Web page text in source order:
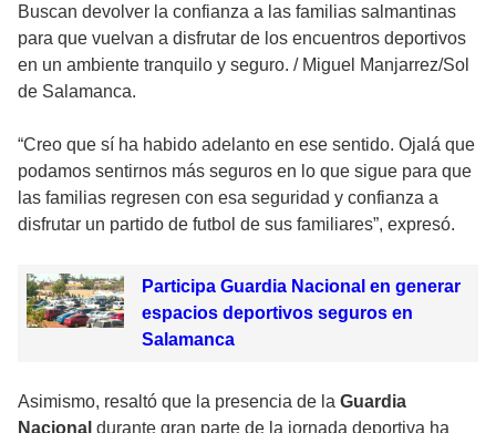
Buscan devolver la confianza a las familias salmantinas
para que vuelvan a disfrutar de los encuentros deportivos
en un ambiente tranquilo y seguro. / Miguel Manjarrez/Sol
de Salamanca.
“Creo que sí ha habido adelanto en ese sentido. Ojalá que
podamos sentirnos más seguros en lo que sigue para que
las familias regresen con esa seguridad y confianza a
disfrutar un partido de futbol de sus familiares”, expresó.
Participa Guardia Nacional en generar
espacios deportivos seguros en
Salamanca
Asimismo, resaltó que la presencia de la Guardia
Nacional durante gran parte de la jornada deportiva ha